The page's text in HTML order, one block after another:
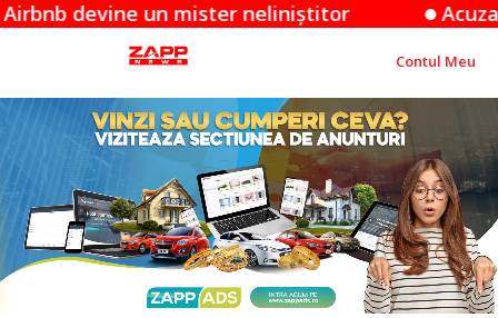
un mister neliniștitor Acuzațiile
Contul Meu